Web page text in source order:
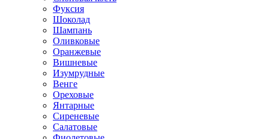
Фуксия
Шоколад
Шампань
Оливковые
Оранжевые
Вишневые
Изумрудные
Венге
Ореховые
Янтарные
Сиреневые
Салатовые